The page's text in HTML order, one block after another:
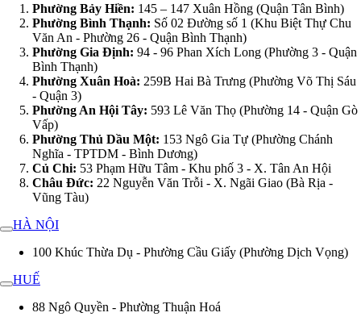
Phường Bảy Hiền: 145 – 147 Xuân Hồng (Quận Tân Bình)
Phường Bình Thạnh: Số 02 Đường số 1 (Khu Biệt Thự Chu
Văn An - Phường 26 - Quận Bình Thạnh)
Phường Gia Định: 94 - 96 Phan Xích Long (Phường 3 - Quận
Bình Thạnh)
Phường Xuân Hoà: 259B Hai Bà Trưng (Phường Võ Thị Sáu
- Quận 3)
Phường An Hội Tây: 593 Lê Văn Thọ (Phường 14 - Quận Gò
Vấp)
Phường Thủ Dầu Một: 153 Ngô Gia Tự (Phường Chánh
Nghĩa - TPTDM - Bình Dương)
Củ Chi: 53 Phạm Hữu Tâm - Khu phố 3 - X. Tân An Hội
Châu Đức: 22 Nguyễn Văn Trỗi - X. Ngãi Giao (Bà Rịa -
Vũng Tàu)
HÀ NỘI
100 Khúc Thừa Dụ - Phường Cầu Giấy (Phường Dịch Vọng)
HUẾ
88 Ngô Quyền - Phường Thuận Hoá